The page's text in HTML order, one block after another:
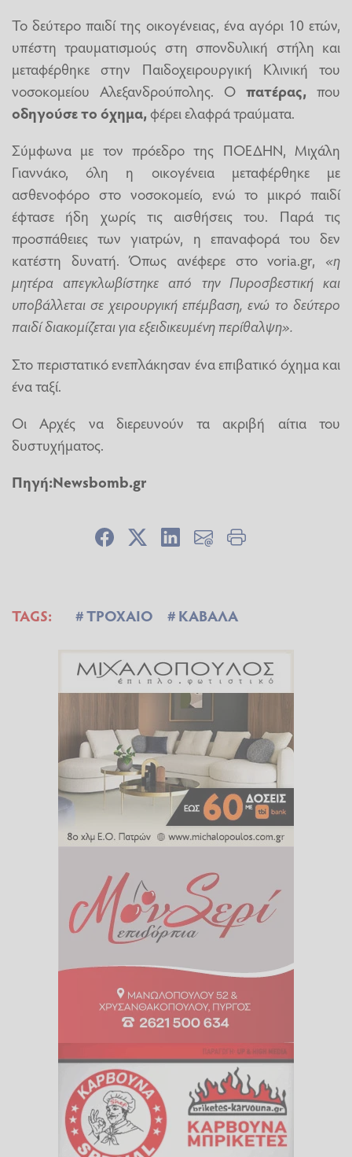
Το δεύτερο παιδί της οικογένειας, ένα αγόρι 10 ετών,
υπέστη τραυματισμούς στη σπονδυλική στήλη και
μεταφέρθηκε στην Παιδοχειρουργική Κλινική του
νοσοκομείου Αλεξανδρούπολης. Ο πατέρας, που
οδηγούσε το όχημα,φέρει ελαφρά τραύματα.
Σύμφωνα με τον πρόεδρο της ΠΟΕΔΗΝ, Μιχάλη
Γιαννάκο, όλη η οικογένεια μεταφέρθηκε με
ασθενοφόρο στο νοσοκομείο, ενώ το μικρό παιδί
έφτασε ήδη χωρίς τις αισθήσεις του. Παρά τις
προσπάθειες των γιατρών, η επαναφορά του δεν
κατέστη δυνατή. Όπως ανέφερε στο voria.gr, «η
μητέρα απεγκλωβίστηκε από την Πυροσβεστική και
υποβάλλεται σε χειρουργική επέμβαση, ενώ το δεύτερο
παιδί διακομίζεται για εξειδικευμένη περίθαλψη».
Στο περιστατικό ενεπλάκησαν ένα επιβατικό όχημα και
ένα ταξί.
Οι Αρχές να διερευνούν τα ακριβή αίτια του
δυστυχήματος.
Πηγή:Newsbomb.gr
TAGS: ΤΡΟΧΑΙΟ ΚΑΒΑΛΑ